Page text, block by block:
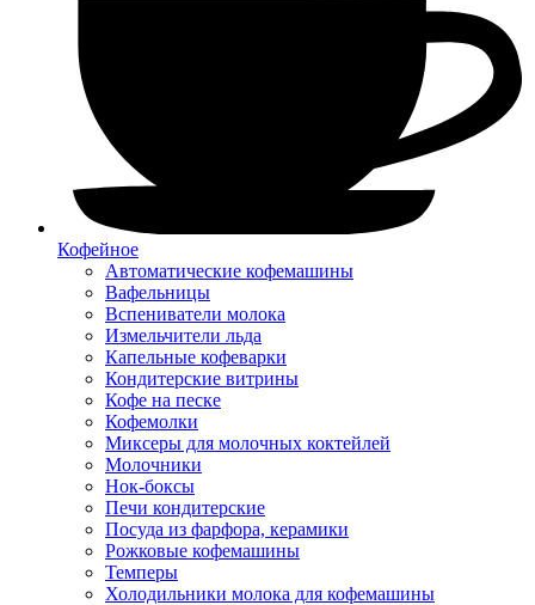
Кофейное
Автоматические кофемашины
Вафельницы
Вспениватели молока
Измельчители льда
Капельные кофеварки
Кондитерские витрины
Кофе на песке
Кофемолки
Миксеры для молочных коктейлей
Молочники
Нок-боксы
Печи кондитерские
Посуда из фарфора, керамики
Рожковые кофемашины
Темперы
Холодильники молока для кофемашины